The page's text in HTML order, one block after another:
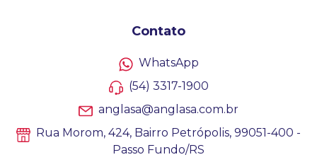
Contato
WhatsApp
(54) 3317-1900
anglasa@anglasa.com.br
Rua Morom, 424, Bairro Petrópolis, 99051-400 -
Passo Fundo/RS